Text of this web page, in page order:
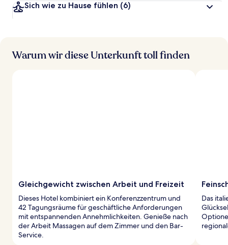
Sich wie zu Hause fühlen (6)
Warum wir diese Unterkunft toll finden
Gleichgewicht zwischen Arbeit und Freizeit
Dieses Hotel kombiniert ein Konferenzzentrum und
42 Tagungsräume für geschäftliche Anforderungen
mit entspannenden Annehmlichkeiten. Genieße nach
der Arbeit Massagen auf dem Zimmer und den Bar-
Service.
Das